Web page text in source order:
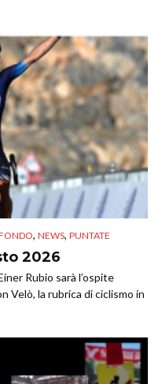
, NEWS, PUNTATE
2026
Rubio sarà l’ospite
Velò, la rubrica di ciclismo in